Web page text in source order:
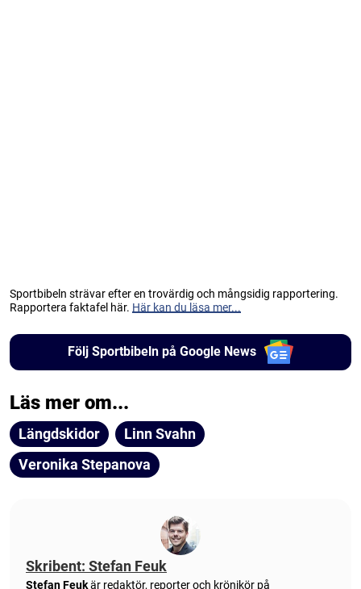
Sportbibeln strävar efter en trovärdig och mångsidig rapportering.
Rapportera faktafel här. Här kan du läsa mer...
Följ Sportbibeln på Google News
Läs mer om...
Längdskidor
Linn Svahn
Veronika Stepanova
Skribent: Stefan Feuk
Stefan Feukär redaktör, reporter och krönikör på